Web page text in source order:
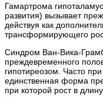
Гамартрома
развития) вызывает
действуя как
трансформирующего
Синдром Ван-Вика-
преждевременного
гипотиреозом. Часто
единственная форма
при которой рост в